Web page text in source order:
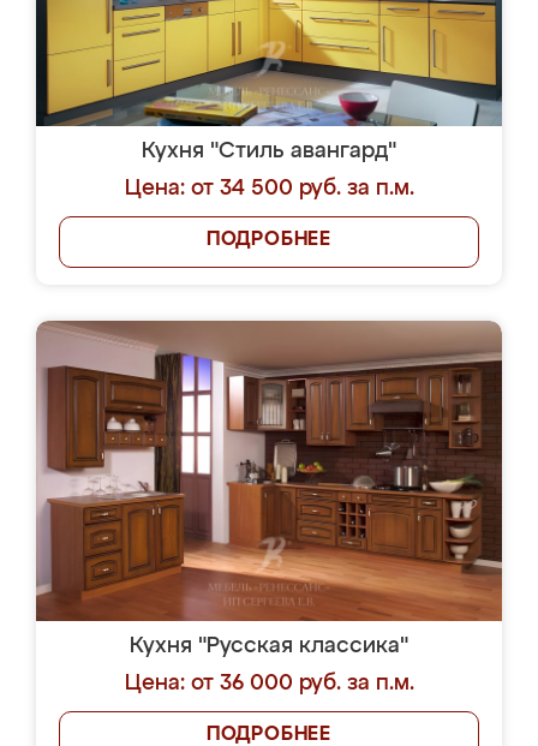
Кухня "Стиль авангард"
Цена: от 34 500 руб. за п.м.
ПОДРОБНЕЕ
Кухня "Русская классика"
Цена: от 36 000 руб. за п.м.
ПОДРОБНЕЕ